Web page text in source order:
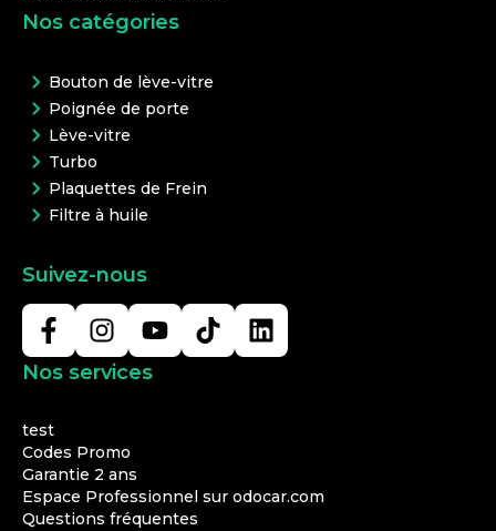
Nos catégories
Bouton de lève-vitre
Poignée de porte
Lève-vitre
Turbo
Plaquettes de Frein
Filtre à huile
Suivez-nous
Nos services
test
Codes Promo
Garantie 2 ans
Espace Professionnel sur odocar.com
Questions fréquentes